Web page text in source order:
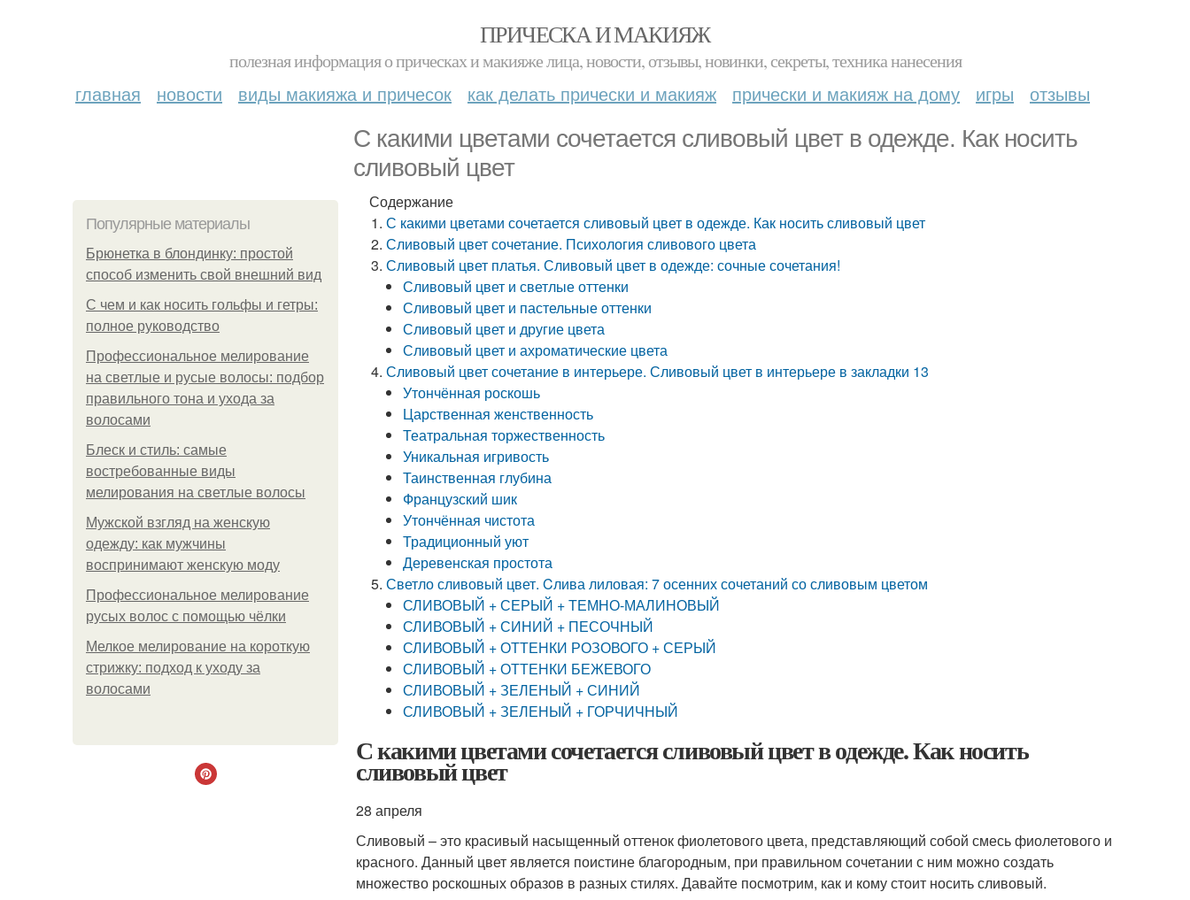
ПРИЧЕСКА И МАКИЯЖ
полезная информация о прическах и макияже лица, новости, отзывы, новинки, секреты, техника нанесения
главная новости виды макияжа и причесок как делать прически и макияж прически и макияж на дому игры отзывы
С какими цветами сочетается сливовый цвет в одежде. Как носить
сливовый цвет
Популярные материалы
Брюнетка в блондинку: простой
способ изменить свой внешний вид
С чем и как носить гольфы и гетры:
полное руководство
Профессиональное мелирование
на светлые и русые волосы: подбор
правильного тона и ухода за
волосами
Блеск и стиль: самые
востребованные виды
мелирования на светлые волосы
Мужской взгляд на женскую
одежду: как мужчины
воспринимают женскую моду
Профессиональное мелирование
русых волос с помощью чёлки
Мелкое мелирование на короткую
стрижку: подход к уходу за
волосами
Содержание
С какими цветами сочетается сливовый цвет в одежде. Как носить сливовый цвет
Сливовый цвет сочетание. Психология сливового цвета
Сливовый цвет платья. Сливовый цвет в одежде: сочные сочетания!
Сливовый цвет и светлые оттенки
Сливовый цвет и пастельные оттенки
Сливовый цвет и другие цвета
Сливовый цвет и ахроматические цвета
Сливовый цвет сочетание в интерьере. Сливовый цвет в интерьере в закладки 13
Утончённая роскошь
Царственная женственность
Театральная торжественность
Уникальная игривость
Таинственная глубина
Французский шик
Утончённая чистота
Традиционный уют
Деревенская простота
Светло сливовый цвет. Cлива лиловая: 7 осенних сочетаний со сливовым цветом
СЛИВОВЫЙ + СЕРЫЙ + ТЕМНО-МАЛИНОВЫЙ
СЛИВОВЫЙ + СИНИЙ + ПЕСОЧНЫЙ
СЛИВОВЫЙ + ОТТЕНКИ РОЗОВОГО + СЕРЫЙ
СЛИВОВЫЙ + ОТТЕНКИ БЕЖЕВОГО
СЛИВОВЫЙ + ЗЕЛЕНЫЙ + СИНИЙ
СЛИВОВЫЙ + ЗЕЛЕНЫЙ + ГОРЧИЧНЫЙ
С какими цветами сочетается сливовый цвет в одежде. Как носить
сливовый цвет
28 апреля
Сливовый – это красивый насыщенный оттенок фиолетового цвета, представляющий собой смесь фиолетового и
красного. Данный цвет является поистине благородным, при правильном сочетании с ним можно создать
множество роскошных образов в разных стилях. Давайте посмотрим, как и кому стоит носить сливовый.